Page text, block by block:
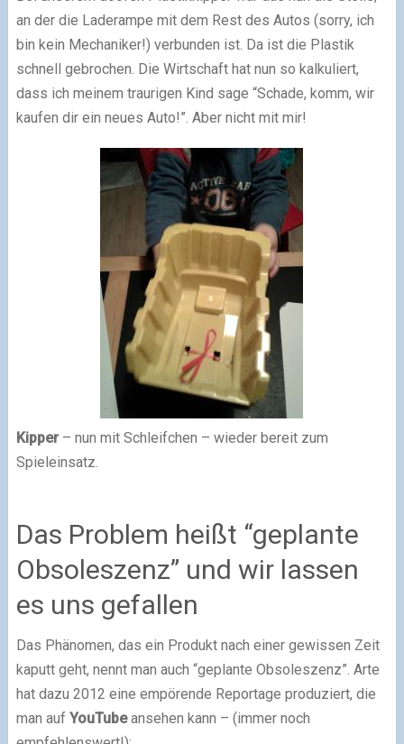
an der die Laderampe mit dem Rest des Autos (sorry, ich
bin kein Mechaniker!) verbunden ist. Da ist die Plastik
schnell gebrochen. Die Wirtschaft hat nun so kalkuliert,
dass ich meinem traurigen Kind sage “Schade, komm, wir
kaufen dir ein neues Auto!”. Aber nicht mit mir!
Kipper– nun mit Schleifchen – wieder bereit zum
Spieleinsatz.
Das Problem heißt “geplante
Obsoleszenz” und wir lassen
es uns gefallen
Das Phänomen, das ein Produkt nach einer gewissen Zeit
kaputt geht, nennt man auch “geplante Obsoleszenz”. Arte
hat dazu 2012 eine empörende Reportage produziert, die
man auf YouTubeansehen kann – (immer noch